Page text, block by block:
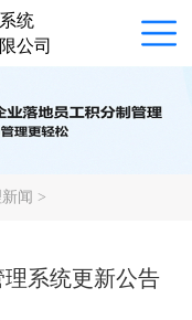
统
公司
闻 >
理系统更新公告